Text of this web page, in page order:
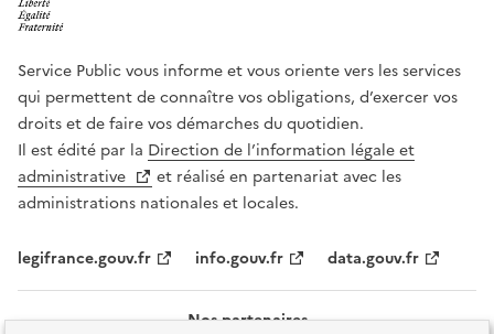
Service Public vous informe et vous oriente vers les services
qui permettent de connaître vos obligations, d’exercer vos
droits et de faire vos démarches du quotidien.
Il est édité par la Direction de l’information légale et
administrative
et réalisé en partenariat avec les
administrations nationales et locales.
legifrance.gouv.fr info.gouv.fr data.gouv.fr
Nos partenaires